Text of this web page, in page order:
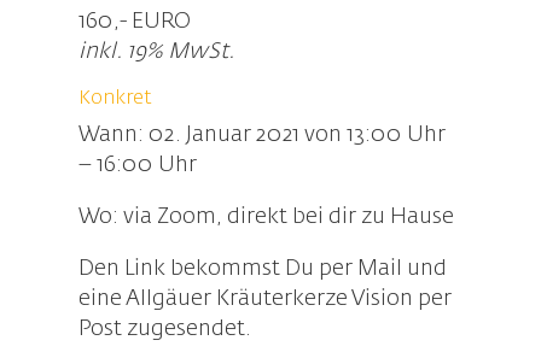
160,- EURO
inkl. 19% MwSt.
Konkret
Wann: 02. Januar 2021 von 13:00 Uhr
– 16:00 Uhr
Wo: via Zoom, direkt bei dir zu Hause
Den Link bekommst Du per Mail und
eine Allgäuer Kräuterkerze Vision per
Post zugesendet.